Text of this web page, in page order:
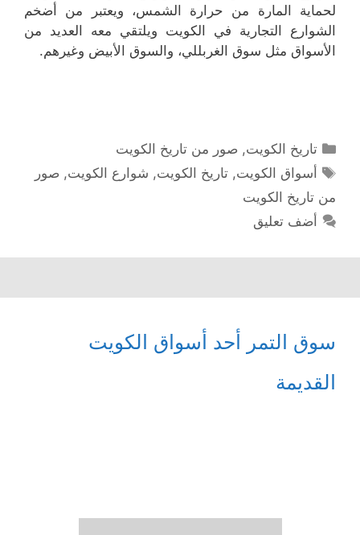
لحماية المارة من حرارة الشمس، ويعتبر من أضخم
الشوارع التجارية في الكويت ويلتقي معه العديد من
الأسواق مثل سوق الغربللي، والسوق الأبيض وغيرهم.
التصنيفات
تاريخ الكويت, صور من تاريخ الكويت
الوسوم
أسواق الكويت,تاريخ الكويت, شوارع الكويت, صور
من تاريخ الكويت
أضف تعليق
سوق التمر أحد أسواق الكويت
القديمة